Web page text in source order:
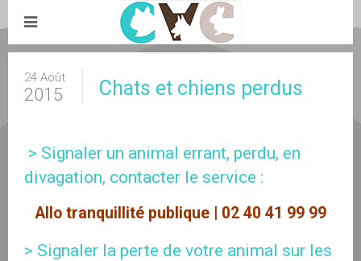
24 Août
2015 Chats et chiens perdus
> Signaler un animal errant, perdu, en
divagation, contacter le service :
Allo tranquillité publique | 02 40 41 99 99
> Signaler la perte de votre animal sur les